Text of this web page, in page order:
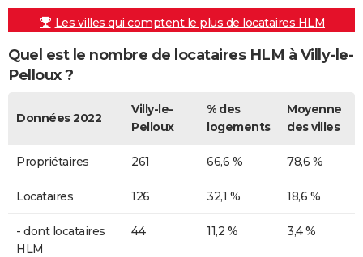
Les villes qui comptent le plus de locataires HLM
Quel est le nombre de locataires HLM à Villy-le-
Pelloux ?
Données 2022
Villy-le-
Pelloux
% des
logements
Moyenne
des villes
Propriétaires 261 66,6 % 78,6 %
Locataires 126 32,1 % 18,6 %
- dont locataires
HLM
44 11,2 % 3,4 %